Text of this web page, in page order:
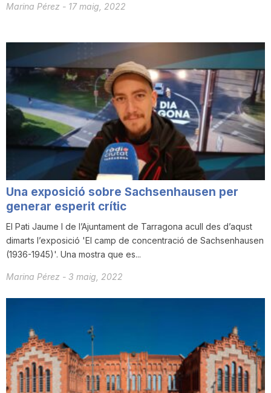
g
a
Marina Pérez - 17 maig, 2022
Una exposició sobre Sachsenhausen per
generar esperit crític
El Pati Jaume I de l’Ajuntament de Tarragona acull des d’aqust
dimarts l’exposició 'El camp de concentració de Sachsenhausen
(1936-1945)'. Una mostra que es...
Marina Pérez - 3 maig, 2022